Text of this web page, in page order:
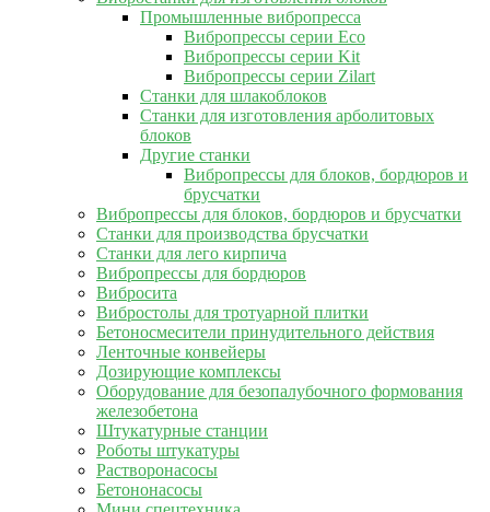
Промышленные вибропресса
Вибропрессы серии Eco
Вибропрессы серии Kit
Вибропрессы серии Zilart
Станки для шлакоблоков
Станки для изготовления арболитовых
блоков
Другие станки
Вибропрессы для блоков, бордюров и
брусчатки
Вибропрессы для блоков, бордюров и брусчатки
Станки для производства брусчатки
Станки для лего кирпича
Вибропрессы для бордюров
Вибросита
Вибростолы для тротуарной плитки
Бетоносмесители принудительного действия
Ленточные конвейеры
Дозирующие комплексы
Оборудование для безопалубочного формования
железобетона
Штукатурные станции
Роботы штукатуры
Растворонасосы
Бетононасосы